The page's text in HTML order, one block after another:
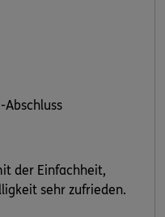
Abschluss
der Einfachheit,
sehr zufrieden.